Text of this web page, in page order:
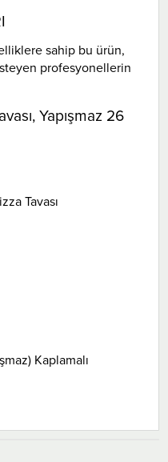
sahip bu ürün,
profesyonellerin
Yapışmaz 26
Tavası
Kaplamalı